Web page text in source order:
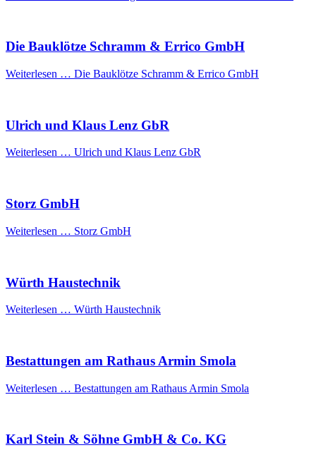
Die Bauklötze Schramm & Errico GmbH
Weiterlesen … Die Bauklötze Schramm & Errico GmbH
Ulrich und Klaus Lenz GbR
Weiterlesen … Ulrich und Klaus Lenz GbR
Storz GmbH
Weiterlesen … Storz GmbH
Würth Haustechnik
Weiterlesen … Würth Haustechnik
Bestattungen am Rathaus Armin Smola
Weiterlesen … Bestattungen am Rathaus Armin Smola
Karl Stein & Söhne GmbH & Co. KG